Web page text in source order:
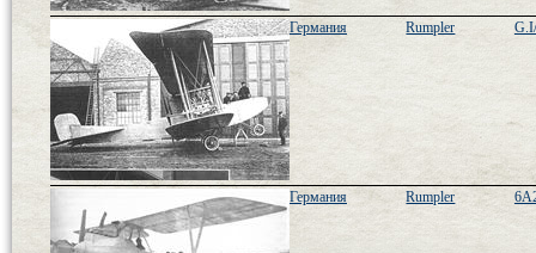
Германия Rumpler
Германия Rumpler